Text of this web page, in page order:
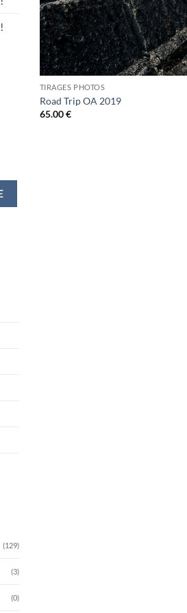
(129)
(3)
(0)
TIRAGES PHOTOS
Road Trip OA 2019
65.00€